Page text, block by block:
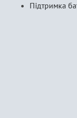
Підтримка